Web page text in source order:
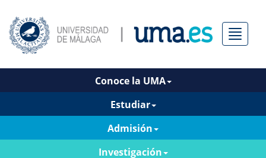
Menú
Conoce la UMA
Estudiar
Admisión
Investigación